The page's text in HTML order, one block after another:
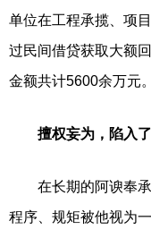
单位在工程承揽、项
过民间借贷获取大额
金额共计5600余万元。
擅权妄为，陷入了
在长期的阿谀奉承
程序、规矩被他视为